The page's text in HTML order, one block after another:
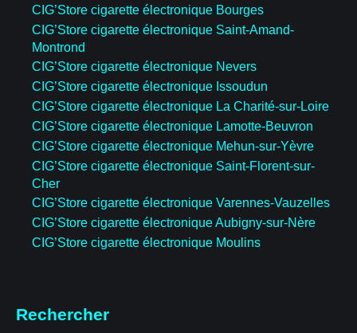
CIG’Store cigarette électronique Bourges
CIG’Store cigarette électronique Saint-Amand-
Montrond
CIG’Store cigarette électronique Nevers
CIG’Store cigarette électronique Issoudun
CIG’Store cigarette électronique La Charité-sur-Loire
CIG’Store cigarette électronique Lamotte-Beuvron
CIG’Store cigarette électronique Mehun-sur-Yèvre
CIG’Store cigarette électronique Saint-Florent-sur-
Cher
CIG’Store cigarette électronique Varennes-Vauzelles
CIG’Store cigarette électronique Aubigny-sur-Nère
CIG’Store cigarette électronique Moulins
Rechercher